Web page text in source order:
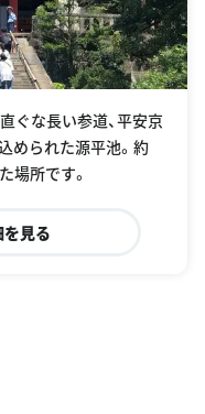
ぐな長い参道、平安京
められた源平池。約
場所です。
見る